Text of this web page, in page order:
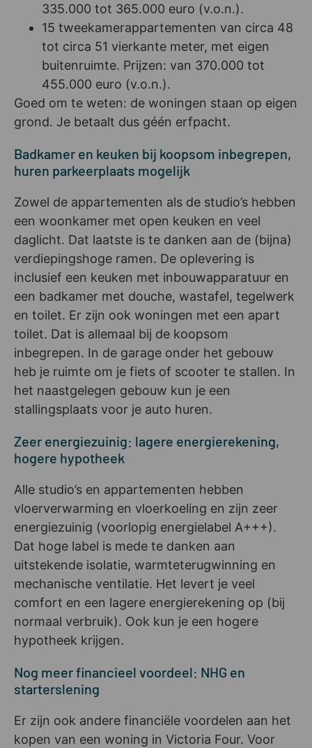
335.000 tot 365.000 euro (v.o.n.).
15 tweekamerappartementen van circa 48
tot circa 51 vierkante meter, met eigen
buitenruimte. Prijzen: van 370.000 tot
455.000 euro (v.o.n.).
Goed om te weten: de woningen staan op eigen
grond. Je betaalt dus géén erfpacht.
Badkamer en keuken bij koopsom inbegrepen,
huren parkeerplaats mogelijk
Zowel de appartementen als de studio’s hebben
een woonkamer met open keuken en veel
daglicht. Dat laatste is te danken aan de (bijna)
verdiepingshoge ramen. De oplevering is
inclusief een keuken met inbouwapparatuur en
een badkamer met douche, wastafel, tegelwerk
en toilet. Er zijn ook woningen met een apart
toilet. Dat is allemaal bij de koopsom
inbegrepen. In de garage onder het gebouw
heb je ruimte om je fiets of scooter te stallen. In
het naastgelegen gebouw kun je een
stallingsplaats voor je auto huren.
Zeer energiezuinig: lagere energierekening,
hogere hypotheek
Alle studio’s en appartementen hebben
vloerverwarming en vloerkoeling en zijn zeer
energiezuinig (voorlopig energielabel A+++).
Dat hoge label is mede te danken aan
uitstekende isolatie, warmteterugwinning en
mechanische ventilatie. Het levert je veel
comfort en een lagere energierekening op (bij
normaal verbruik). Ook kun je een hogere
hypotheek krijgen.
Nog meer financieel voordeel: NHG en
starterslening
Er zijn ook andere financiële voordelen aan het
kopen van een woning in Victoria Four. Voor